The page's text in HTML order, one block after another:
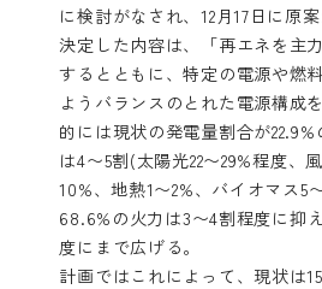
に検討がなされ、12月17日に原
決定した内容は、「再エネを主
するとともに、特定の電源や燃
ようバランスのとれた電源構成
的には現状の発電量割合が
は4〜5割(太陽光22〜29%程度、
10%、地熱1〜2%、バイオマス5
68.6%の火力は3〜4割程度に抑
度にまで広げる。
計画ではこれによって、現状は